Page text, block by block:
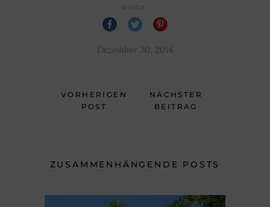
RODE
Dezember 30, 2014
VORHERIGEN
POST
NÄCHSTER
BEITRAG
ZUSAMMENHÄNGENDE POSTS